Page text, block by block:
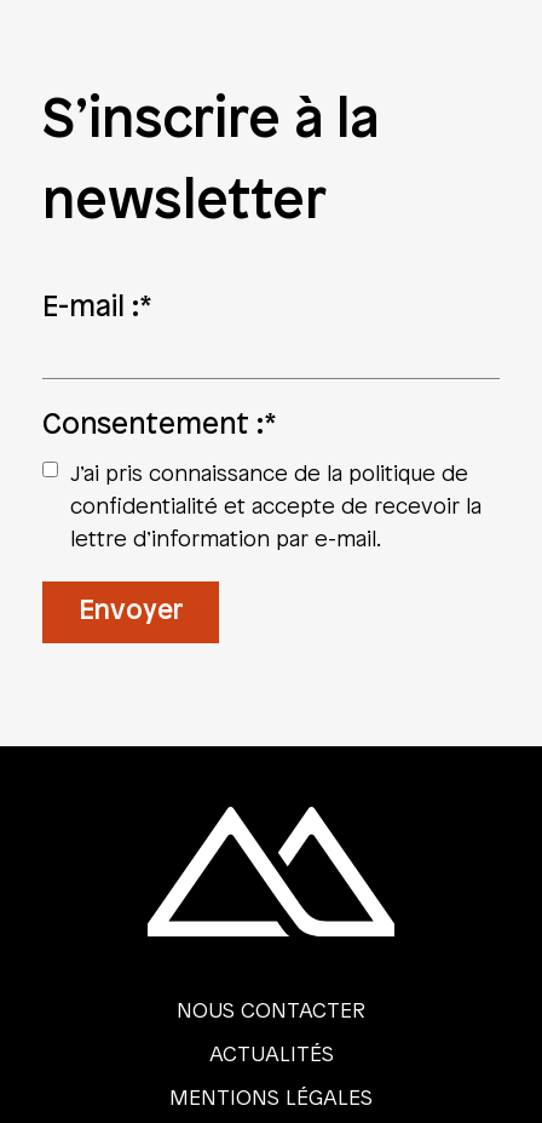
S’inscrire à la
newsletter
E-mail :*
Consentement :*
J’ai pris connaissance de la politique de
confidentialité et accepte de recevoir la
lettre d’information par e-mail.
NOUS CONTACTER
ACTUALITÉS
MENTIONS LÉGALES